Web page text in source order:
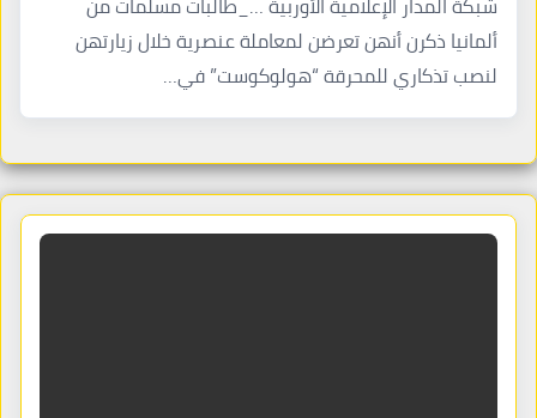
ألمانيا ذكرن أنهن تعرضن لمعاملة عنصرية خلال زيارتهن
لنصب تذكاري للمحرقة “هولوكوست” في…